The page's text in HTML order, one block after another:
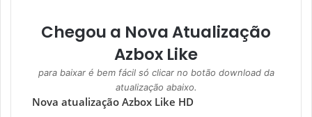
Chegou a Nova Atualização
Azbox Like
para baixar é bem fácil só clicar no botão download da
atualização abaixo.
Nova atualização Azbox Like HD